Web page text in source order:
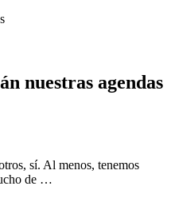
nuestras agendas
sí. Al menos, tenemos
de …